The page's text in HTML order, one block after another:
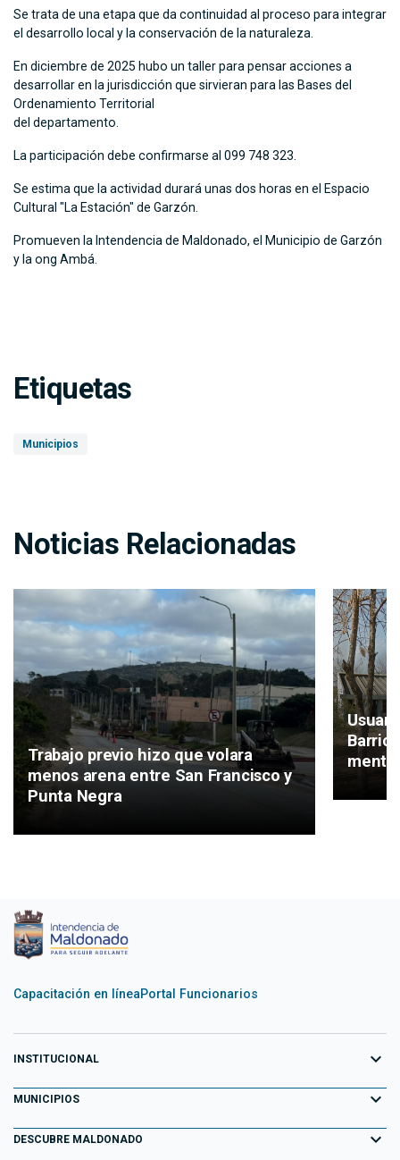
Se trata de una etapa que da continuidad al proceso para integrar
el desarrollo local y la conservación de la naturaleza.
En diciembre de 2025 hubo un taller para pensar acciones a
desarrollar en la jurisdicción que sirvieran para las Bases del
Ordenamiento Territorial
del departamento.
La participación debe confirmarse al 099 748 323.
Se estima que la actividad durará unas dos horas en el Espacio
Cultural "La Estación" de Garzón.
Promueven la Intendencia de Maldonado, el Municipio de Garzón
y la ong Ambá.
Etiquetas
Municipios
Noticias Relacionadas
Trabajo previo hizo que volara
menos arena entre San Francisco y
Punta Negra
Capacitación en líneaPortal Funcionarios
INSTITUCIONAL expand_more
Equipo de Gobierno
Primeros 100 días
MUNICIPIOS expand_more
Aiguá
DESCUBRE MALDONADO expand_more